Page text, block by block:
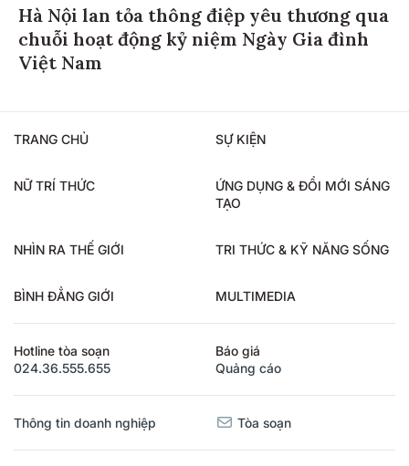
Hà Nội lan tỏa thông điệp yêu thương qua
chuỗi hoạt động kỷ niệm Ngày Gia đình
Việt Nam
TRANG CHỦ SỰ KIỆN
NỮ TRÍ THỨC
ỨNG DỤNG & ĐỔI MỚI SÁNG
TẠO
NHÌN RA THẾ GIỚI TRI THỨC & KỸ NĂNG SỐNG
BÌNH ĐẲNG GIỚI MULTIMEDIA
Hotline tòa soạn
024.36.555.655
Báo giá
Quảng cáo
Thông tin doanh nghiệp Tòa soạn